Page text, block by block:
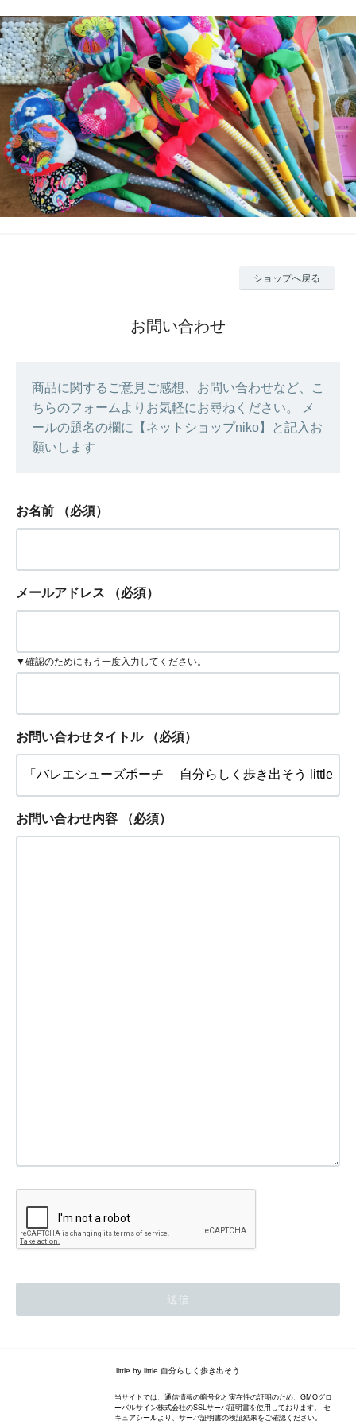
ショップへ戻る
お問い合わせ
商品に関するご意見ご感想、お問い合わせなど、こ
ちらのフォームよりお気軽にお尋ねください。 メ
ールの題名の欄に【ネットショップniko】と記入お
願いします
お名前 （必須）
メールアドレス （必須）
▼確認のためにもう一度入力してください。
お問い合わせタイトル （必須）
お問い合わせ内容 （必須）
little by little 自分らしく歩き出そう
当サイトでは、通信情報の暗号化と実在性の証明のため、GMOグロ
ーバルサイン株式会社のSSLサーバ証明書を使用しております。 セ
キュアシールより、サーバ証明書の検証結果をご確認ください。